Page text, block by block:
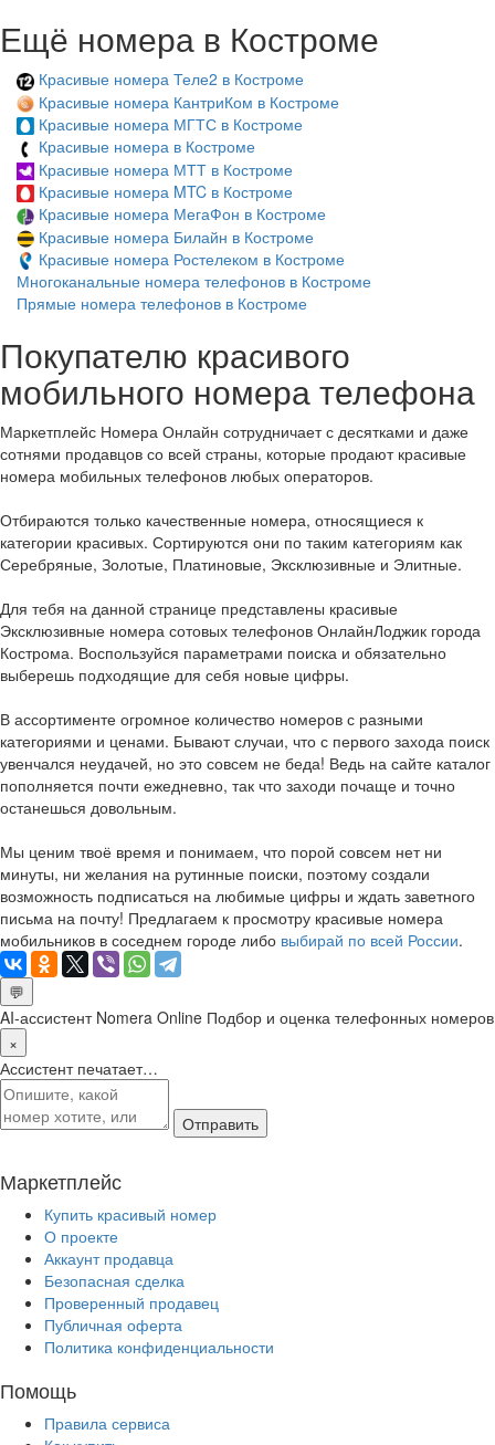
Ещё номера в Костроме
Красивые номера Теле2 в Костроме
Красивые номера КантриКом в Костроме
Красивые номера МГТС в Костроме
Красивые номера в Костроме
Красивые номера МТТ в Костроме
Красивые номера MTC в Костроме
Красивые номера МегаФон в Костроме
Красивые номера Билайн в Костроме
Красивые номера Ростелеком в Костроме
Многоканальные номера телефонов в Костроме
Прямые номера телефонов в Костроме
Покупателю красивого
мобильного номера телефона
Маркетплейс Номера Онлайн сотрудничает с десятками и даже
сотнями продавцов со всей страны, которые продают красивые
номера мобильных телефонов любых операторов.
Отбираются только качественные номера, относящиеся к
категории красивых. Сортируются они по таким категориям как
Серебряные, Золотые, Платиновые, Эксклюзивные и Элитные.
Для тебя на данной странице представлены красивые
Эксклюзивные номера сотовых телефонов ОнлайнЛоджик города
Кострома. Воспользуйся параметрами поиска и обязательно
выберешь подходящие для себя новые цифры.
В ассортименте огромное количество номеров с разными
категориями и ценами. Бывают случаи, что с первого захода поиск
увенчался неудачей, но это совсем не беда! Ведь на сайте каталог
пополняется почти ежедневно, так что заходи почаще и точно
останешься довольным.
Мы ценим твоё время и понимаем, что порой совсем нет ни
минуты, ни желания на рутинные поиски, поэтому создали
возможность подписаться на любимые цифры и ждать заветного
письма на почту! Предлагаем к просмотру красивые номера
мобильников в соседнем городе либо выбирай по всей России.
💬
AI-ассистент Nomera Online Подбор и оценка телефонных номеров
×
Ассистент печатает…
Отправить
Маркетплейс
Купить красивый номер
О проекте
Аккаунт продавца
Безопасная сделка
Проверенный продавец
Публичная оферта
Политика конфиденциальности
Помощь
Правила сервиса